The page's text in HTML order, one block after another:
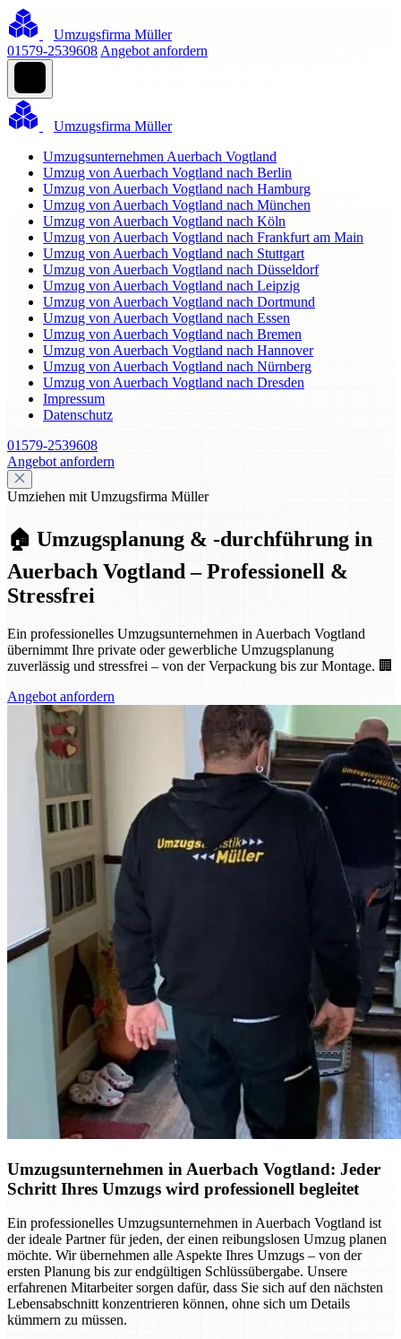
Umzugsfirma Müller
01579-2539608 Angebot anfordern
Umzugsfirma Müller
Umzugsunternehmen Auerbach Vogtland
Umzug von Auerbach Vogtland nach Berlin
Umzug von Auerbach Vogtland nach Hamburg
Umzug von Auerbach Vogtland nach München
Umzug von Auerbach Vogtland nach Köln
Umzug von Auerbach Vogtland nach Frankfurt am Main
Umzug von Auerbach Vogtland nach Stuttgart
Umzug von Auerbach Vogtland nach Düsseldorf
Umzug von Auerbach Vogtland nach Leipzig
Umzug von Auerbach Vogtland nach Dortmund
Umzug von Auerbach Vogtland nach Essen
Umzug von Auerbach Vogtland nach Bremen
Umzug von Auerbach Vogtland nach Hannover
Umzug von Auerbach Vogtland nach Nürnberg
Umzug von Auerbach Vogtland nach Dresden
Impressum
Datenschutz
01579-2539608
Angebot anfordern
Umziehen mit Umzugsfirma Müller
🏠 Umzugsplanung & -durchführung in
Auerbach Vogtland – Professionell &
Stressfrei
Ein professionelles Umzugsunternehmen in Auerbach Vogtland
übernimmt Ihre private oder gewerbliche Umzugsplanung
zuverlässig und stressfrei – von der Verpackung bis zur Montage. 🏢
Angebot anfordern
Umzugsunternehmen in Auerbach Vogtland: Jeder
Schritt Ihres Umzugs wird professionell begleitet
Ein professionelles Umzugsunternehmen in Auerbach Vogtland ist
der ideale Partner für jeden, der einen reibungslosen Umzug planen
möchte. Wir übernehmen alle Aspekte Ihres Umzugs – von der
ersten Planung bis zur endgültigen Schlüssübergabe. Unsere
erfahrenen Mitarbeiter sorgen dafür, dass Sie sich auf den nächsten
Lebensabschnitt konzentrieren können, ohne sich um Details
kümmern zu müssen.